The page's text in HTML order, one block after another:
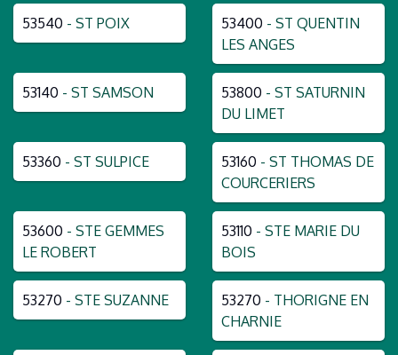
53540 - ST POIX 53400 - ST QUENTIN
LES ANGES
53140 - ST SAMSON 53800 - ST SATURNIN
DU LIMET
53360 - ST SULPICE 53160 - ST THOMAS DE
COURCERIERS
53600 - STE GEMMES
LE ROBERT
53110 - STE MARIE DU
BOIS
53270 - STE SUZANNE 53270 - THORIGNE EN
CHARNIE